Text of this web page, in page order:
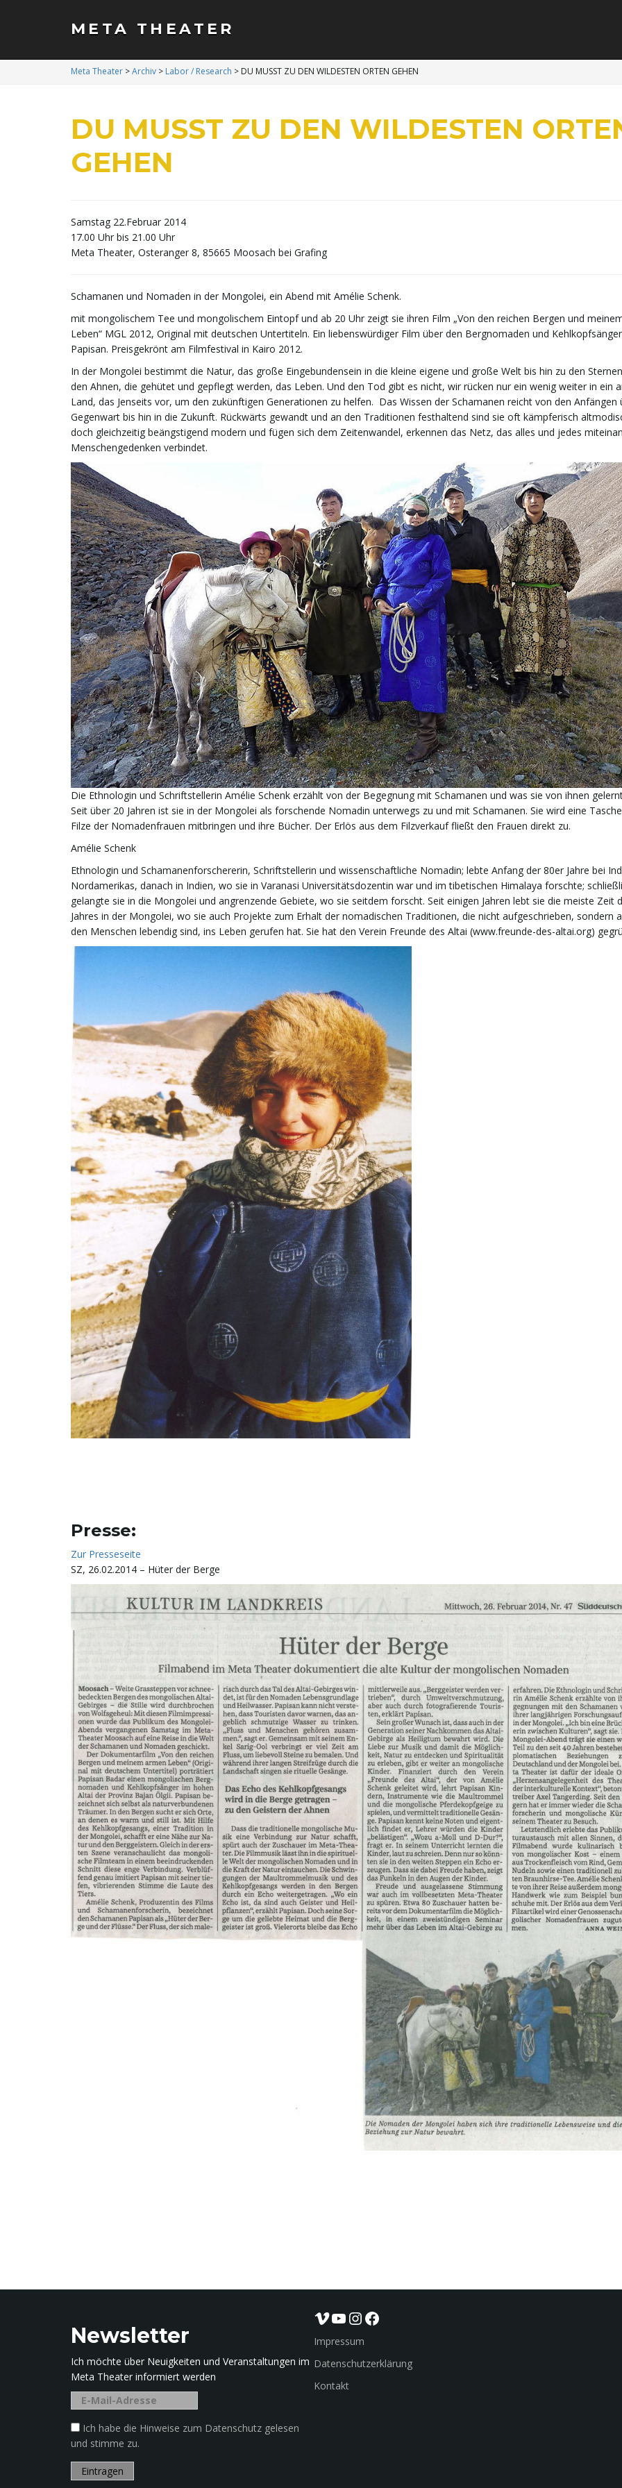
META THEATER
Meta Theater >Archiv > Labor / Research > DU MUSST ZU DEN WILDESTEN ORTEN GEHEN
DU MUSST ZU DEN WILDESTEN
GEHEN
Samstag 22.Februar 2014
17.00 Uhr bis 21.00 Uhr
Meta Theater, Osteranger 8, 85665 Moosach bei Grafing
Schamanen und Nomaden in der Mongolei, ein Abend mit Amélie Schenk.
mit mongolischem Tee und mongolischem Eintopf und ab 20 Uhr zeigt sie ihren Film „Von den reichen Bergen und
Leben“ MGL 2012, Original mit deutschen Untertiteln. Ein liebenswürdiger Film über den Bergnomaden und Kehlkopfsänger
Papisan. Preisgekrönt am Filmfestival in Kairo 2012.
In der Mongolei bestimmt die Natur, das große Eingebundensein in die kleine eigene und große Welt bis hin zu den
den Ahnen, die gehütet und gepflegt werden, das Leben. Und den Tod gibt es nicht, wir rücken nur ein wenig weiter in ein
Land, das Jenseits vor, um den zukünftigen Generationen zu helfen. Das Wissen der Schamanen reicht von den Anfängen
Gegenwart bis hin in die Zukunft. Rückwärts gewandt und an den Traditionen festhaltend sind sie oft kämpferisch
doch gleichzeitig beängstigend modern und fügen sich dem Zeitenwandel, erkennen das Netz, das alles und jedes
Menschengedenken verbindet.
Die Ethnologin und Schriftstellerin Amélie Schenk erzählt von der Begegnung mit Schamanen und was sie von ihnen
Seit über 20 Jahren ist sie in der Mongolei als forschende Nomadin unterwegs zu und mit Schamanen. Sie wird eine
Filze der Nomadenfrauen mitbringen und ihre Bücher. Der Erlös aus dem Filzverkauf fließt den Frauen direkt zu.
Amélie Schenk
Ethnologin und Schamanenforschererin, Schriftstellerin und wissenschaftliche Nomadin; lebte Anfang der 80er Jahre bei
Nordamerikas, danach in Indien, wo sie in Varanasi Universitätsdozentin war und im tibetischen Himalaya forschte;
gelangte sie in die Mongolei und angrenzende Gebiete, wo sie seitdem forscht. Seit einigen Jahren lebt sie die meiste Zeit
Jahres in der Mongolei, wo sie auch Projekte zum Erhalt der nomadischen Traditionen, die nicht aufgeschrieben, sondern
den Menschen lebendig sind, ins Leben gerufen hat. Sie hat den Verein Freunde des Altai (www.freunde-des-altai.org)
Presse:
Zur Presseseite
SZ, 26.02.2014 – Hüter der Berge
Newsletter
Ich möchte über Neuigkeiten und Veranstaltungen im
Meta Theater informiert werden
Ich habe die Hinweise zum Datenschutz gelesen
und stimme zu.
Vimeo YouTube InstagramFacebook
Impressum
Datenschutzerklärung
Kontakt